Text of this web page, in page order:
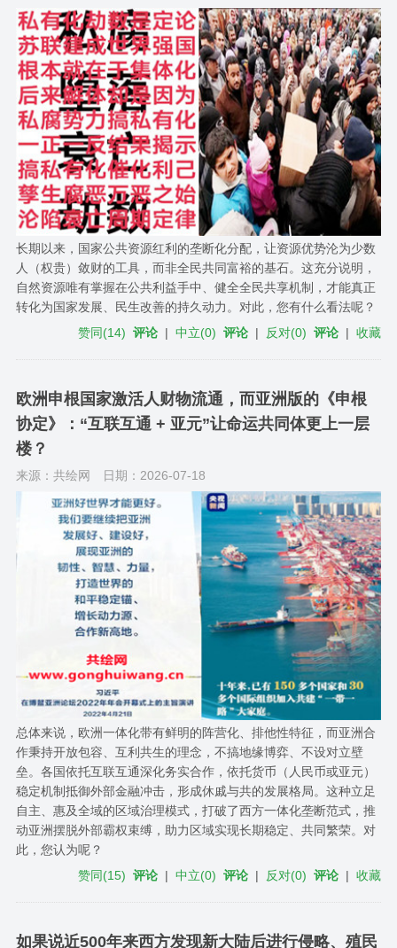
长期以来，国家公共资源红利的垄断化分配，让资源优势沦为少数
人（权贵）敛财的工具，而非全民共同富裕的基石。这充分说明，
自然资源唯有掌握在公共利益手中、健全全民共享机制，才能真正
转化为国家发展、民生改善的持久动力。对此，您有什么看法呢？
赞同(14) 评论 |中立(0) 评论 | 反对(0) 评论 |收藏
欧洲申根国家激活人财物流通，而亚洲版的《申根
协定》：“互联互通 + 亚元”让命运共同体更上一层
楼？
来源：共绘网 日期：2026-07-18
总体来说，欧洲一体化带有鲜明的阵营化、排他性特征，而亚洲合
作秉持开放包容、互利共生的理念，不搞地缘博弈、不设对立壁
垒。各国依托互联互通深化务实合作，依托货币（人民币或亚元）
稳定机制抵御外部金融冲击，形成休戚与共的发展格局。这种立足
自主、惠及全域的区域治理模式，打破了西方一体化垄断范式，推
动亚洲摆脱外部霸权束缚，助力区域实现长期稳定、共同繁荣。对
此，您认为呢？
赞同(15) 评论 |中立(0) 评论 | 反对(0) 评论 |收藏
如果说近500年来西方发现新大陆后进行侵略、殖民